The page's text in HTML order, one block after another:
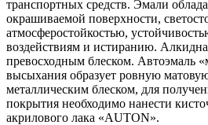
транспортных средств. Эмали
окрашиваемой поверхности,
атмосферостойкостью,
воздействиям и истиранию.
превосходным блеском. Автоэмаль
высыхания образует ровную
металлическим блеском, для
покрытия необходимо нанести
акрилового лака «AUTON».